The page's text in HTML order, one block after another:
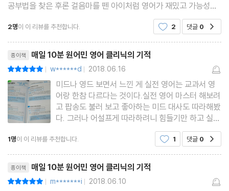
DAY 27 나 다리 아파.
DAY 29 어째서 집에 이렇게 일찍 왔어?
Review
Part 3 영어 문장, 원어민은 이렇게 안 쓴다?
DAY 31 힘내!
DAY 32 나 별로 그럴 기분 아니야.
DAY 33 여기가 어디죠?
DAY 34 또 만나다니 반갑네요.
공부법을 찾은 후론 걸음마를 뗀 아이처럼 영어가 재밌고 가능성이
느껴졌다기본 문법과 단어를 어느 정도 알게되니 해석은 되지만 여
전히 입을떼는건 어려웠다여행을 대비에 실력을
2명이 이 리뷰를 추천합니다. 2 댓글 0
종이책 매일 10분 원어민 영어 클리닉의 기적
| w******d | 2018.06.16
미드나 영드 보면서 느낀 게 실전 영어는 교과서 영
어랑 한참 다르다는 것이다.실전 영어 마스터 해보려
고 팝송도 불러 보고 좋아하는 미드 대사도 따라해봤
다. 그러나 어설프게 따라하려니 힘들기만 하고 실력
이 늘지를 않는 것이다. 잘 정리된 책이 있으면 훨씬
도움이 될 듯해서 만나보았다.책 크기가 생각보다 엄
면서 보기엔
1명이 이 리뷰를 추천합니다. 1 댓글 0
종이책 매일 10분 원어민 영어 클리닉의 기적
| m*******i | 2018.06.10